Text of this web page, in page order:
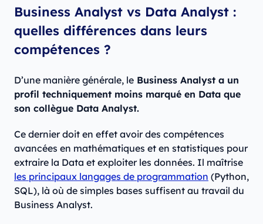
Business Analyst vs Data Analyst :
quelles différences dans leurs
compétences ?
D’une manière générale, le Business Analyst a un
profil techniquement moins marqué en Data que
son collègue Data Analyst.
Ce dernier doit en effet avoir des compétences
avancées en mathématiques et en statistiques pour
extraire la Data et exploiter les données. Il maîtrise
les principaux langages de programmation (Python,
SQL), là où de simples bases suffisent au travail du
Business Analyst.